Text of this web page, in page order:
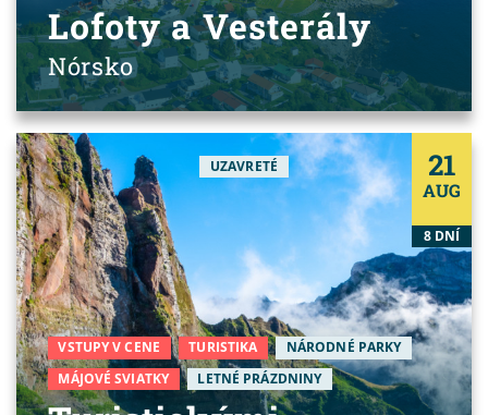
Lofoty a Vesterály
Nórsko
UZAVRETÉ 21
AUG
8 DNÍ
VSTUPY V CENE TURISTIKA
NÁRODNÉ PARKY
MÁJOVÉ SVIATKY
LETNÉ PRÁZDNINY